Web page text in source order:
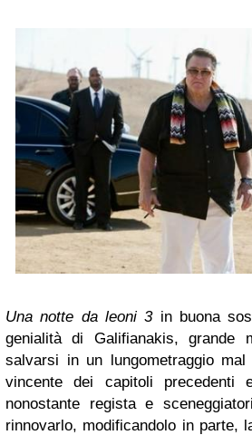
Una notte da leoni 3in buona
genialità di Galifianakis, grande
salvarsi in un lungometraggio
vincente dei capitoli precedenti
nonostante regista e
rinnovarlo, modificandolo in parte,